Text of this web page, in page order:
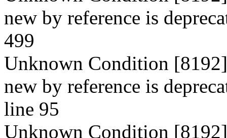
new by reference is
499
Unknown Condition
new by reference is
line 95
Unknown Condition